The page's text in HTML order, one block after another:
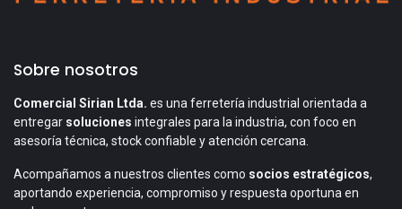
Sobre nosotros
Comercial Sirian Ltda. es una ferretería industrial orientada a
entregar soluciones integrales para la industria, con foco en
asesoría técnica, stock confiable y atención cercana.
Acompañamos a nuestros clientes como socios estratégicos,
aportando experiencia, compromiso y respuesta oportuna en